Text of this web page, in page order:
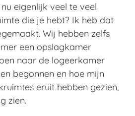
eigenlijk veel te veel
die je hebt? Ik heb dat
Wij hebben zelfs
een opslagkamer
naar de logeerkamer
begonnen en hoe mijn
eruit hebben gezien,
zien.